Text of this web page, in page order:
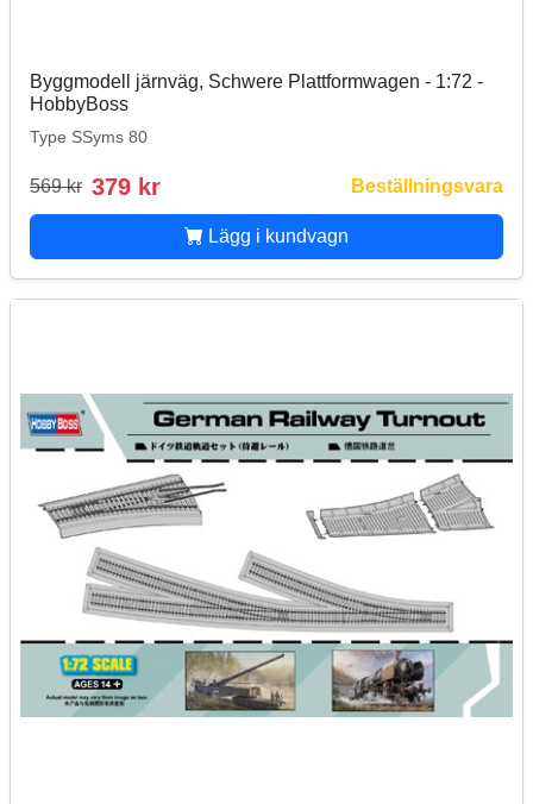
Byggmodell järnväg, Schwere Plattformwagen - 1:72 -
HobbyBoss
Type SSyms 80
569 kr 379 kr Beställningsvara
Lägg i kundvagn